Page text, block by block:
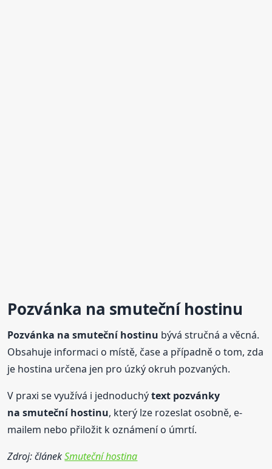
Pozvánka na smuteční hostinu
Pozvánka na smuteční hostinu bývá stručná a věcná.
Obsahuje informaci o místě, čase a případně o tom, zda
je hostina určena jen pro úzký okruh pozvaných.
V praxi se využívá i jednoduchýtext pozvánky
na smuteční hostinu, který lze rozeslat osobně, e-
mailem nebo přiložit k oznámení o úmrtí.
Zdroj: článekSmuteční hostina